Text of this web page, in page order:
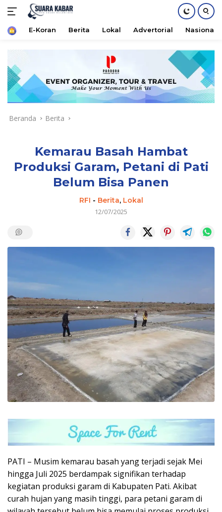
konten
HomeE-Koran Berita Lokal Advertorial Nasional
Beranda Berita
Kemarau Basah Hambat
Produksi Garam, Petani di Pati
Belum Bisa Panen
RFI - Berita, Lokal
12/07/2025
PATI – Musim kemarau basah yang terjadi sejak Mei
hingga Juli 2025 berdampak signifikan terhadap
kegiatan produksi garam di Kabupaten Pati. Akibat
curah hujan yang masih tinggi, para petani garam di